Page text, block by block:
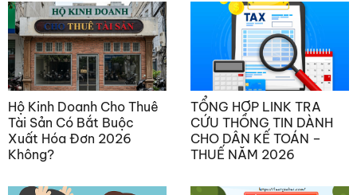
Hộ Kinh Doanh Cho Thuê
Tài Sản Có Bắt Buộc
Xuất Hóa Đơn 2026
Không?
TỔNG HỢP LINK TRA
CỨU THÔNG TIN DÀNH
CHO DÂN KẾ TOÁN –
THUẾ NĂM 2026